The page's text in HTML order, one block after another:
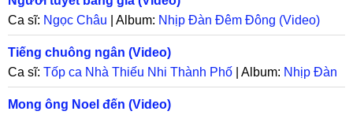
Ca sĩ: Ngọc Châu | Album: Nhịp Đàn Đêm Đông (Video)
Tiếng chuông ngân (Video)
Ca sĩ: Tốp ca Nhà Thiếu Nhi Thành Phố | Album: Nhịp Đàn
Đêm Đông (Video)
Mong ông Noel đến (Video)